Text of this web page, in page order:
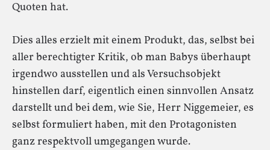
Quoten hat.
Dies alles erzielt mit einem Produkt, das, selbst bei
aller berechtigter Kritik, ob man Babys überhaupt
irgendwo ausstellen und als Versuchsobjekt
hinstellen darf, eigentlich einen sinnvollen Ansatz
darstellt und bei dem, wie Sie, Herr Niggemeier, es
selbst formuliert haben, mit den Protagonisten
ganz respektvoll umgegangen wurde.